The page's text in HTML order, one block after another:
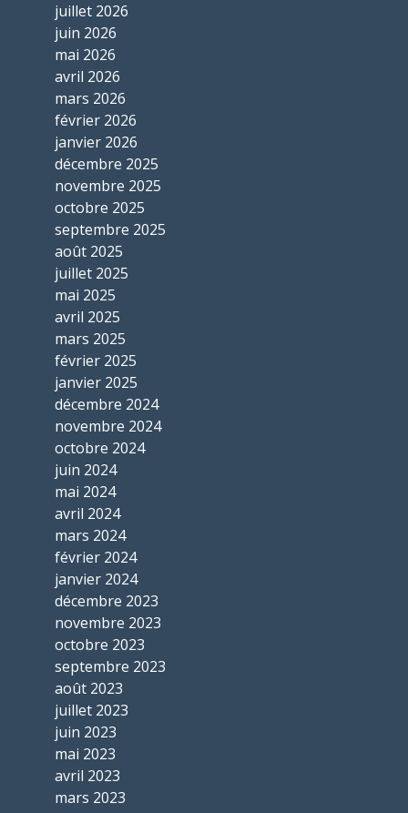
juillet 2026
juin 2026
mai 2026
avril 2026
mars 2026
février 2026
janvier 2026
décembre 2025
novembre 2025
octobre 2025
septembre 2025
août 2025
juillet 2025
mai 2025
avril 2025
mars 2025
février 2025
janvier 2025
décembre 2024
novembre 2024
octobre 2024
juin 2024
mai 2024
avril 2024
mars 2024
février 2024
janvier 2024
décembre 2023
novembre 2023
octobre 2023
septembre 2023
août 2023
juillet 2023
juin 2023
mai 2023
avril 2023
mars 2023